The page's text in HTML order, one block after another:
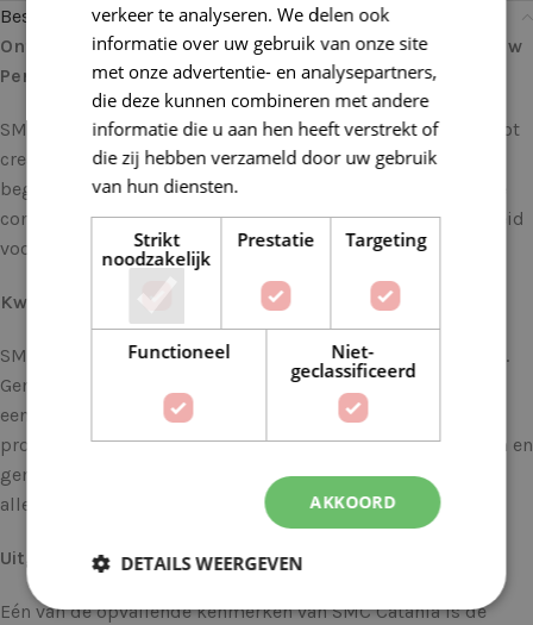
Beschrijving
Ontdek Creativiteit met deze SMC Catania 253 Jade: Jouw
Perfecte Garen voor Elke Haak- en Brei uitdaging
SMC Catania is niet zomaar garen; het is een uitnodiging tot
creativiteit. Of je nu een ervaren handwerker bent of net
begint met haken en breien, SMC Catania biedt de perfecte
combinatie van veelzijdigheid, kleurkeuze en duurzaamheid
voor al je projecten.
Kwaliteit die Opvalt
SMC Catania staat bekend om zijn onberispelijke kwaliteit.
Gemaakt van 100% gemerceriseerd katoen, biedt dit garen
een gladde, glanzende afwerking die je projecten een
professionele uitstraling geeft. Bovendien is het duurzaam en
gemakkelijk te onderhouden, waardoor het ideaal is voor
allerlei creatieve projecten.
Uitgebreide Kleurenkeuze
Eén van de opvallende kenmerken van SMC Catania is de
verkeer te analyseren. We delen ook
informatie over uw gebruik van onze site
met onze advertentie- en analysepartners,
die deze kunnen combineren met andere
informatie die u aan hen heeft verstrekt of
die zij hebben verzameld door uw gebruik
van hun diensten.
Strikt
noodzakelijk
Prestatie Targeting
Functioneel
Niet-
geclassificeerd
AKKOORD
DETAILS WEERGEVEN